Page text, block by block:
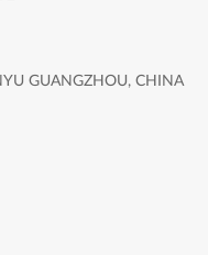
GUANGZHOU, CHINA